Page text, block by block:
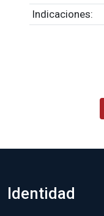
Indicaciones:
Identidad